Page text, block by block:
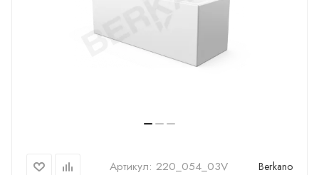
Артикул: 220_054_03V Berkano